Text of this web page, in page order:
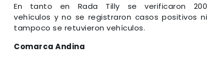
En tanto en Rada Tilly se verificaron 200
vehículos y no se registraron casos positivos ni
tampoco se retuvieron vehículos.
Comarca Andina